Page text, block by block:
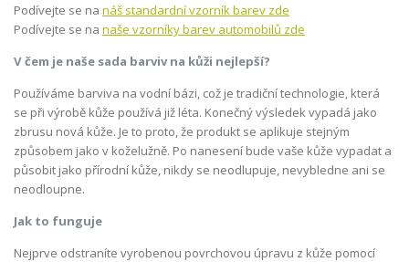
Podívejte se na náš standardní vzorník barev zde
Podívejte se na naše vzorníky barev automobilů zde
V čem je naše sada barviv na kůži nejlepší?
Používáme barviva na vodní bázi, což je tradiční technologie, která
se při výrobě kůže používá již léta. Konečný výsledek vypadá jako
zbrusu nová kůže. Je to proto, že produkt se aplikuje stejným
způsobem jako v koželužně. Po nanesení bude vaše kůže vypadat a
působit jako přírodní kůže, nikdy se neodlupuje, nevybledne ani se
neodloupne.
Jak to funguje
Nejprve odstraníte vyrobenou povrchovou úpravu z kůže pomocí